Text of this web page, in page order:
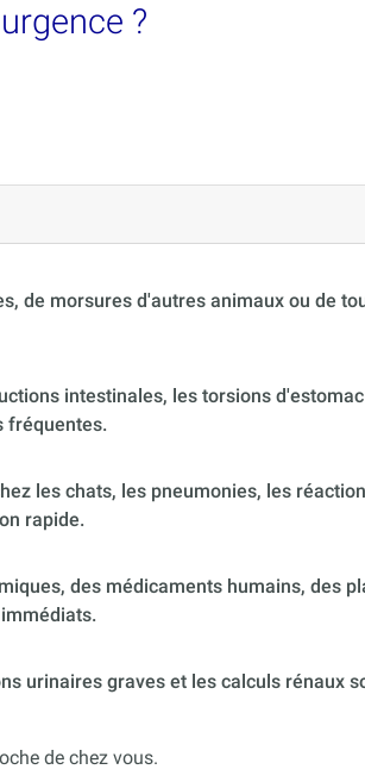
?
de morsures d'autres animaux ou de
intestinales, les torsions
fréquentes.
les chats, les pneumonies, les
rapide.
des médicaments humains, des
urinaires graves et les calculs rénaux
de chez vous.